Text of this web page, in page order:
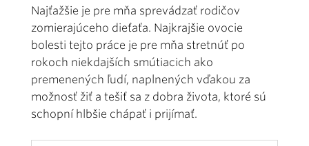
Najťažšie je pre mňa sprevádzať rodičov
zomierajúceho dieťaťa. Najkrajšie ovocie
bolesti tejto práce je pre mňa stretnúť po
rokoch niekdajších smútiacich ako
premenených ľudí, naplnených vďakou za
možnosť žiť a tešiť sa z dobra života, ktoré sú
schopní hlbšie chápať i prijímať.